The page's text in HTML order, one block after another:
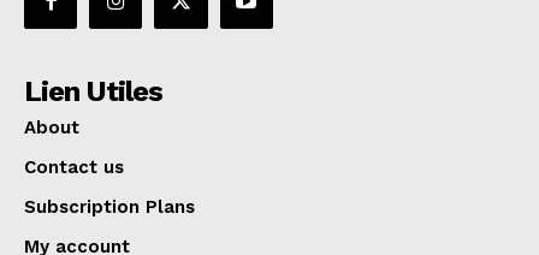
Lien Utiles
About
Contact us
Subscription Plans
My account